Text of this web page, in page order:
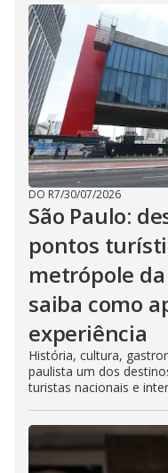
DO R7/30/07/2026
São Paulo:
pontos
metrópole
saiba como
experiência
História, cultura,
paulista um dos
turistas nacionais e